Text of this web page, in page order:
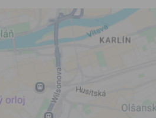
formuláře potvrzujete, že
Vyplněním a odesláním
si přečetl(a)
obchodní podmínky
jejich obsahem.